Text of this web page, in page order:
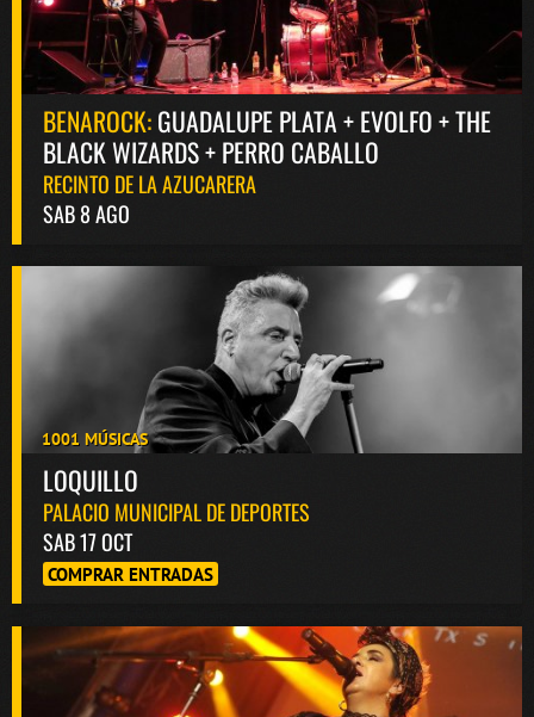
BENAROCK:GUADALUPE PLATA + EVOLFO + THE
BLACK WIZARDS + PERRO CABALLO
RECINTO DE LA AZUCARERA
SAB 8 AGO
1001 MÚSICAS
LOQUILLO
PALACIO MUNICIPAL DE DEPORTES
SAB 17 OCT
COMPRAR ENTRADAS